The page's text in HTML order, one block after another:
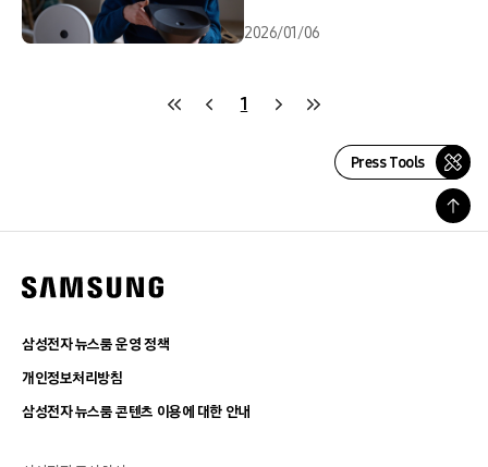
2026/01/06
1
Press Tools
삼성전자 뉴스룸 운영 정책
개인정보처리방침
삼성전자 뉴스룸 콘텐츠 이용에 대한 안내